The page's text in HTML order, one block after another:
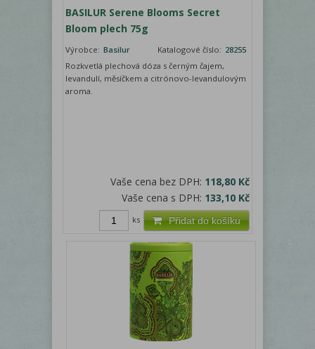
BASILUR Serene Blooms Secret
Bloom plech 75g
Výrobce: Basilur Katalogové číslo: 28255
Rozkvetlá plechová dóza s černým čajem,
levandulí, měsíčkem a citrónovo-levandulovým
aroma.
Vaše cena bez DPH: 118,80 Kč
Vaše cena s DPH: 133,10 Kč
Přidat do košíku
ks